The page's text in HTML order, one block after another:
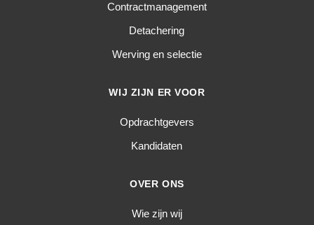
Contractmanagement
Detachering
Werving en selectie
WIJ ZIJN ER VOOR
Opdrachtgevers
Kandidaten
OVER ONS
Wie zijn wij